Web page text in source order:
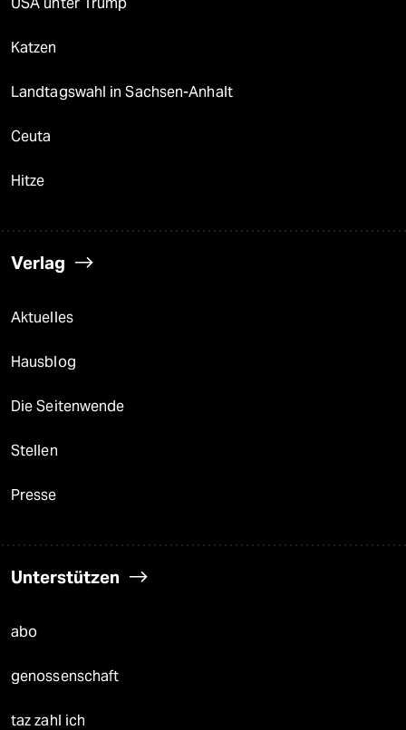
Katzen
Landtagswahl in Sachsen-Anhalt
Ceuta
Hitze
Verlag
Aktuelles
Hausblog
Die Seitenwende
Stellen
Presse
Unterstützen
abo
genossenschaft
taz zahl ich